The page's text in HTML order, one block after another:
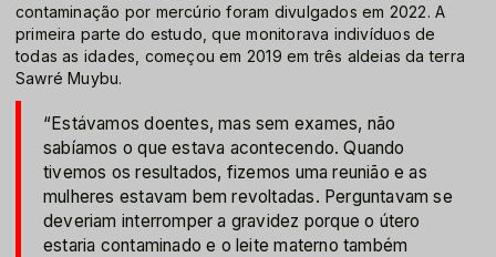
contaminação por mercúrio foram divulgados em 2022. A
primeira parte do estudo, que monitorava indivíduos de
todas as idades, começou em 2019 em três aldeias da terra
Sawré Muybu.
“Estávamos doentes, mas sem exames, não
sabíamos o que estava acontecendo. Quando
tivemos os resultados, fizemos uma reunião e as
mulheres estavam bem revoltadas. Perguntavam se
deveriam interromper a gravidez porque o útero
estaria contaminado e o leite materno também